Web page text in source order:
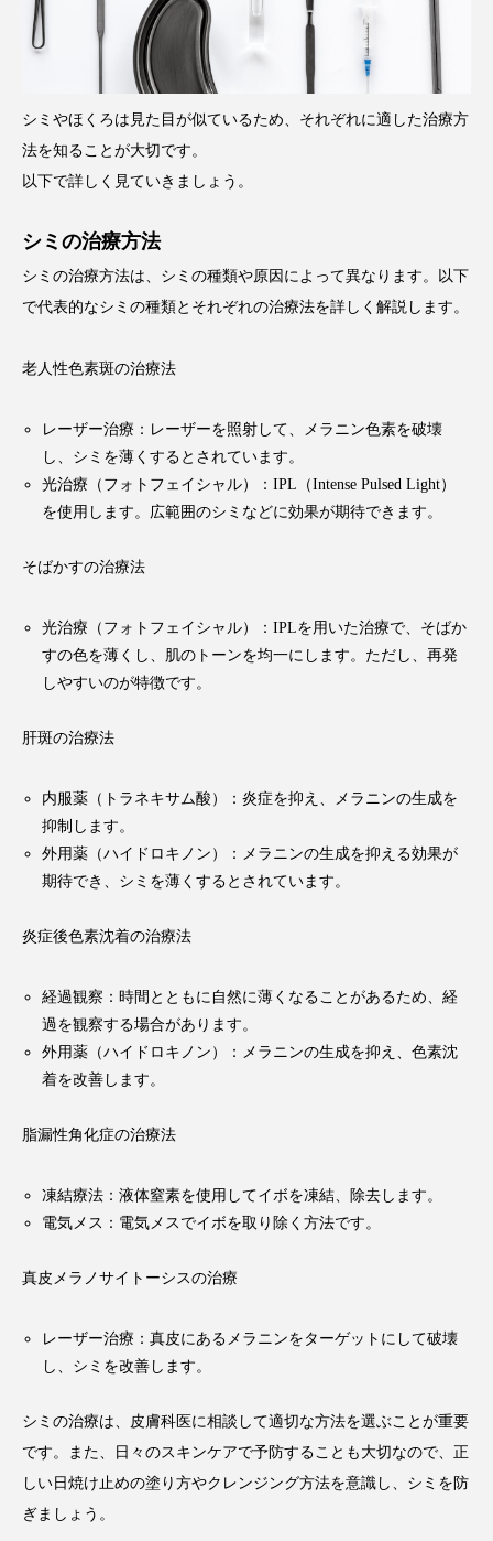
シミやほくろは見た目が似ているため、それぞれに適した治療方
法を知ることが大切です。
以下で詳しく見ていきましょう。
シミの治療方法
シミの治療方法は、シミの種類や原因によって異なります。以下
で代表的なシミの種類とそれぞれの治療法を詳しく解説します。
老人性色素斑の治療法
レーザー治療：レーザーを照射して、メラニン色素を破壊
し、シミを薄くするとされています。
光治療（フォトフェイシャル）：IPL（Intense Pulsed Light）
を使用します。広範囲のシミなどに効果が期待できます。
そばかすの治療法
光治療（フォトフェイシャル）：IPLを用いた治療で、そばか
すの色を薄くし、肌のトーンを均一にします。ただし、再発
しやすいのが特徴です。
肝斑の治療法
内服薬（トラネキサム酸）：炎症を抑え、メラニンの生成を
抑制します。
外用薬（ハイドロキノン）：メラニンの生成を抑える効果が
期待でき、シミを薄くするとされています。
炎症後色素沈着の治療法
経過観察：時間とともに自然に薄くなることがあるため、経
過を観察する場合があります。
外用薬（ハイドロキノン）：メラニンの生成を抑え、色素沈
着を改善します。
脂漏性角化症の治療法
凍結療法：液体窒素を使用してイボを凍結、除去します。
電気メス：電気メスでイボを取り除く方法です。
真皮メラノサイトーシスの治療
レーザー治療：真皮にあるメラニンをターゲットにして破壊
し、シミを改善します。
シミの治療は、皮膚科医に相談して適切な方法を選ぶことが重要
です。また、日々のスキンケアで予防することも大切なので、正
しい日焼け止めの塗り方やクレンジング方法を意識し、シミを防
ぎましょう。